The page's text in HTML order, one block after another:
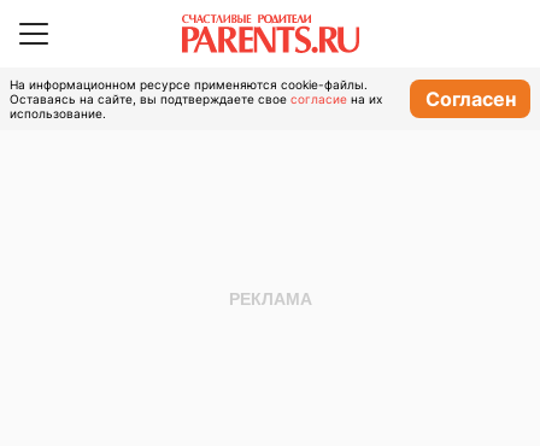
На информационном ресурсе применяются cookie-файлы.
Оставаясь на сайте, вы подтверждаете свое согласие на их
использование.
Согласен